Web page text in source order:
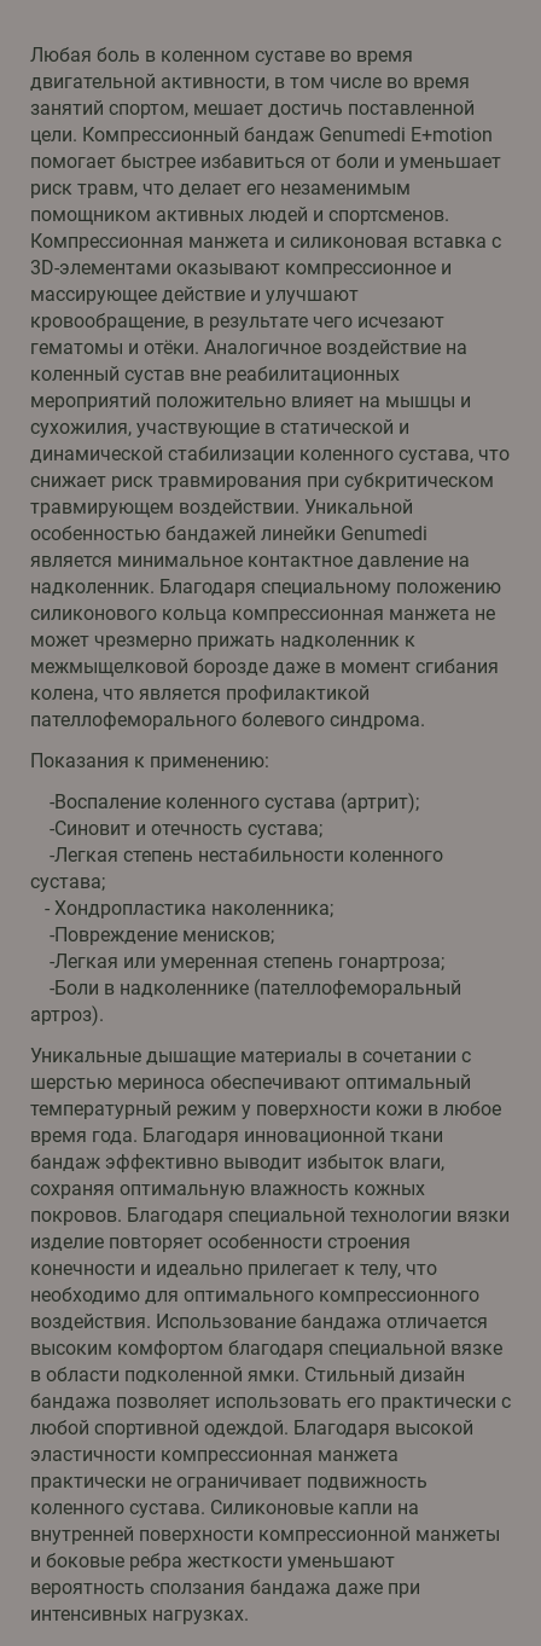
Любая боль в коленном суставе во время
двигательной активности, в том числе во время
занятий спортом, мешает достичь поставленной
цели. Компрессионный бандаж Genumedi E+motion
помогает быстрее избавиться от боли и уменьшает
риск травм, что делает его незаменимым
помощником активных людей и спортсменов.
Компрессионная манжета и силиконовая вставка с
3D-элементами оказывают компрессионное и
массирующее действие и улучшают
кровообращение, в результате чего исчезают
гематомы и отёки. Аналогичное воздействие на
коленный сустав вне реабилитационных
мероприятий положительно влияет на мышцы и
сухожилия, участвующие в статической и
динамической стабилизации коленного сустава, что
снижает риск травмирования при субкритическом
травмирующем воздействии. Уникальной
особенностью бандажей линейки Genumedi
является минимальное контактное давление на
надколенник. Благодаря специальному положению
силиконового кольца компрессионная манжета не
может чрезмерно прижать надколенник к
межмыщелковой борозде даже в момент сгибания
колена, что является профилактикой
пателлофеморального болевого синдрома.
Показания к применению:
-Воспаление коленного сустава (артрит);
-Синовит и отечность сустава;
-Легкая степень нестабильности коленного
сустава;
- Хондропластика наколенника;
-Повреждение менисков;
-Легкая или умеренная степень гонартроза;
-Боли в надколеннике (пателлофеморальный
артроз).
Уникальные дышащие материалы в сочетании с
шерстью мериноса обеспечивают оптимальный
температурный режим у поверхности кожи в любое
время года. Благодаря инновационной ткани
бандаж эффективно выводит избыток влаги,
сохраняя оптимальную влажность кожных
покровов. Благодаря специальной технологии вязки
изделие повторяет особенности строения
конечности и идеально прилегает к телу, что
необходимо для оптимального компрессионного
воздействия. Использование бандажа отличается
высоким комфортом благодаря специальной вязке
в области подколенной ямки. Стильный дизайн
бандажа позволяет использовать его практически с
любой спортивной одеждой. Благодаря высокой
эластичности компрессионная манжета
практически не ограничивает подвижность
коленного сустава. Силиконовые капли на
внутренней поверхности компрессионной манжеты
и боковые ребра жесткости уменьшают
вероятность сползания бандажа даже при
интенсивных нагрузках.